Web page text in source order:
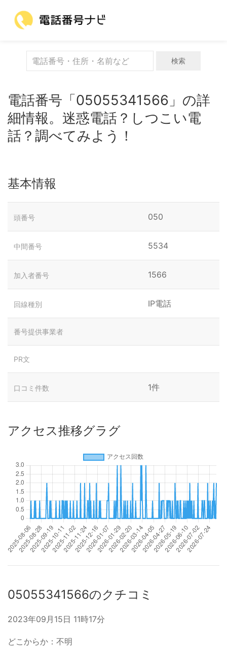
検索
電話番号「05055341566」の詳
細情報。迷惑電話？しつこい電
話？調べてみよう！
基本情報
頭番号 050
中間番号 5534
加入者番号 1566
回線種別 IP電話
番号提供事業者
PR文
口コミ件数 1件
アクセス推移グラグ
05055341566のクチコミ
2023年09月15日 11時17分
どこからか：不明